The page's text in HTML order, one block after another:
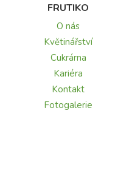
FRUTIKO
O nás
Květinářství
Cukrárna
Kariéra
Kontakt
Fotogalerie